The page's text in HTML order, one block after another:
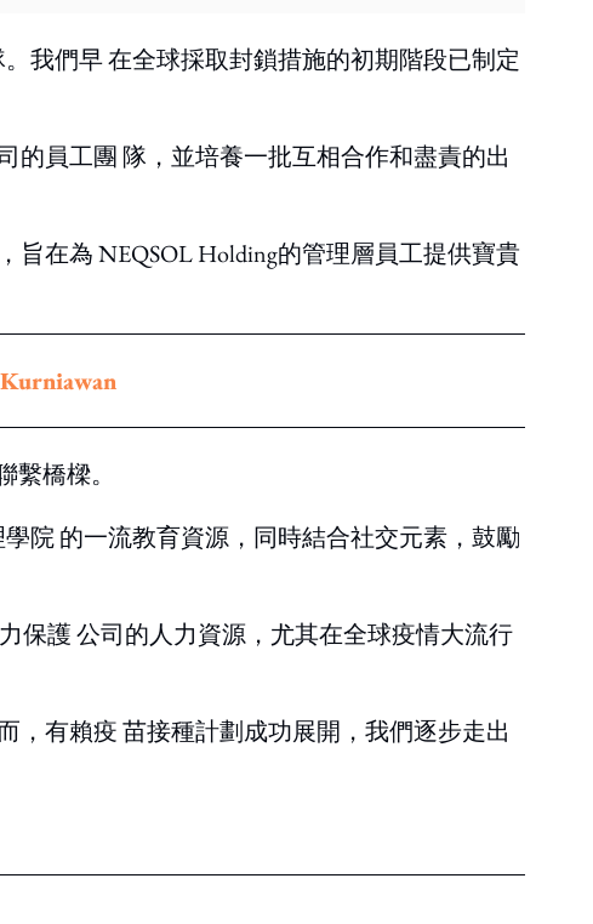
我們早 在全球採取封鎖措施的初期階段已制定
的員工團 隊，並培養一批互相合作和盡責的出
在為 NEQSOL Holding的管理層員工提供寶貴
橋樑。
院 的一流教育資源，同時結合社交元素，鼓勵
保護 公司的人力資源，尤其在全球疫情大流行
，有賴疫 苗接種計劃成功展開，我們逐步走出